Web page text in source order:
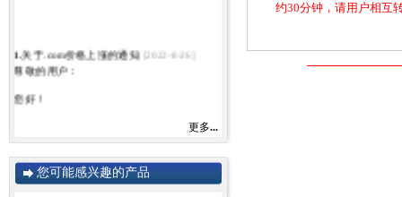
1.关于.com价格上涨的通知 [2022-8-26]
尊敬的用户：
您好！
感谢您一直以来对赛友在线的关注和支持！
由于注册局成本上涨，我司将于2022年9月1
调整。
.com注册首年以及续费上涨幅度5元/每年，
更多...
您可能感兴趣的产品
约30分钟，请用户相互